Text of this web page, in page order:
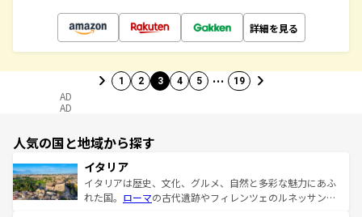
詳細を見る
1 2 3 4 5 … 19
AD
AD
人気の国と地域から探す
イタリア
イタリアは歴史、文化、グルメ、自然と多彩な魅力にあふ
れた国。 ローマの古代遺跡やフィレンツェのルネッサンス